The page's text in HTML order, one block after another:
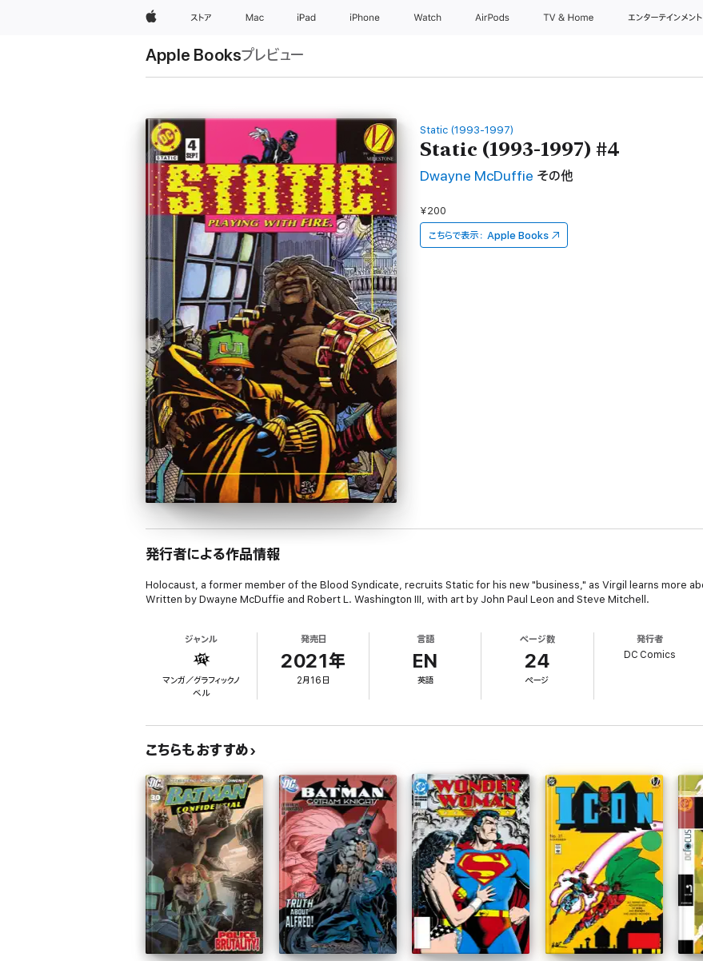
Appleストア Mac iPad iPhone Watch AirPods TV & Home エンターテインメント
Apple Booksプレビュー
Static (1993-1997)
Static (1993-1997) #4
Dwayne McDuffie その他
¥200
こちらで表示： Apple Books
発行者による作品情報
Holocaust, a former member of the Blood Syndicate, recruits Static for his new "business," as Virgil learns more
Written by Dwayne McDuffie and Robert L. Washington III, with art by John Paul Leon and Steve Mitchell.
ジャンル
マンガ／グラフィックノ
ベル
発売日
2021年
2月16日
言語
EN
英語
ページ数
24
ページ
発行者
DC Comics
こちらもおすすめ